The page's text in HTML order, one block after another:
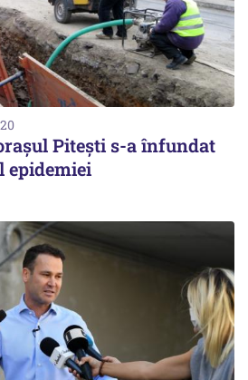
Pitești s-a înfundat
epidemiei